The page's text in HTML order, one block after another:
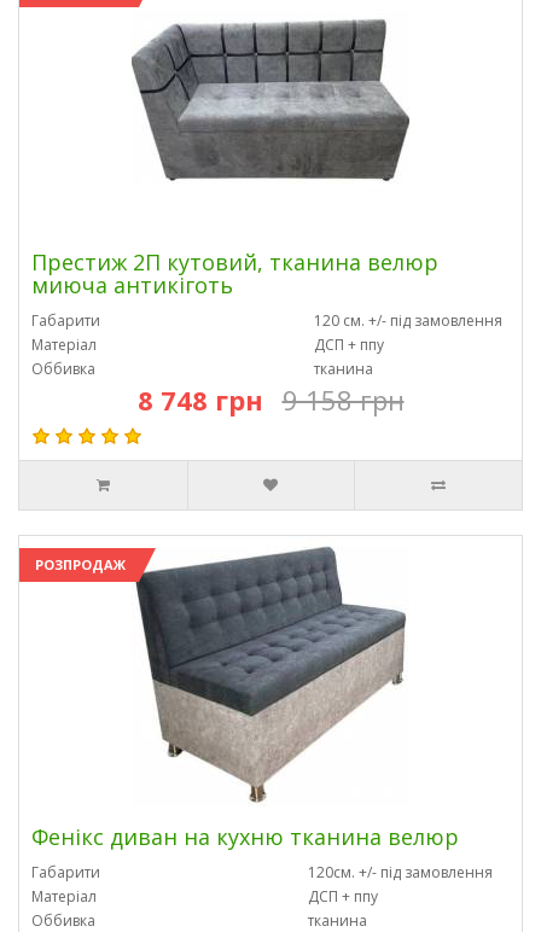
Престиж 2П кутовий, тканина велюр
миюча антикіготь
Габарити
120 см. +/- під замовлення
Матеріал
ДСП + ппу
Оббивка
тканина
8 748 грн 9 158 грн
РОЗПРОДАЖ
Фенікс диван на кухню тканина велюр
Габарити
120см. +/- під замовлення
Матеріал
ДСП + ппу
Оббивка
тканина